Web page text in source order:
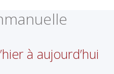
à aujourd’hui